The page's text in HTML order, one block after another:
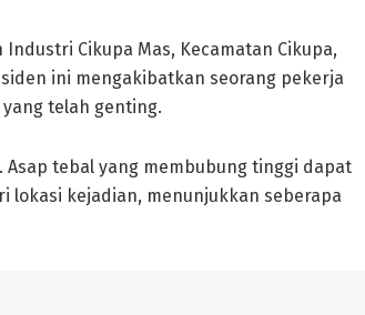
Cikupa Mas, Kecamatan Cikupa,
ini mengakibatkan seorang pekerja
telah genting.
tebal yang membubung tinggi dapat
kejadian, menunjukkan seberapa